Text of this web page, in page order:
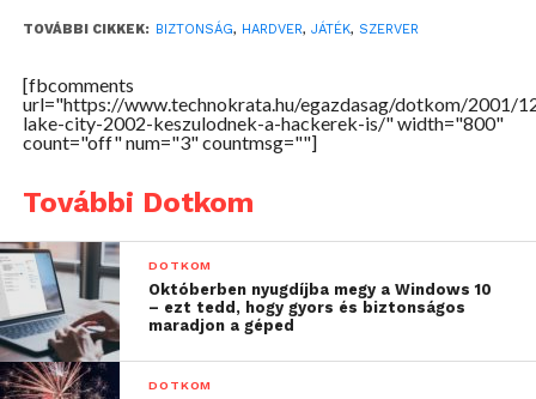
információtechnológiával foglalkozó cég fogja
egységesítését. A Gateway fogja biztosítani a
hardverfeltételeket, a Swatch és a Seiko pedig az
időmérést és az eredmények jelentését teszi majd
TOVÁBBI CIKKEK: BIZTONSÁG, HARDVER, JÁTÉK, SZERVER
[fbcomments
url="https://www.technokrata.hu/egazdasag/dotkom/2001/
lake-city-2002-keszulodnek-a-hackerek-is/" width="800"
count="off" num="3" countmsg=""]
További Dotkom
DOTKOM
Októberben nyugdíjba megy a Windows 10
– ezt tedd, hogy gyors és biztonságos
maradjon a géped
DOTKOM